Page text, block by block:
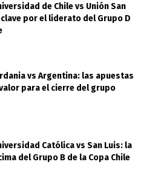
de Chile vs Unión San
por el liderato del Grupo D
vs Argentina: las apuestas
para el cierre del grupo
Católica vs San Luis: la
del Grupo B de la Copa Chile